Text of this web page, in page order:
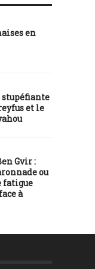
en
stupéfiante
et le
Gvir :
ou
fatigue
à